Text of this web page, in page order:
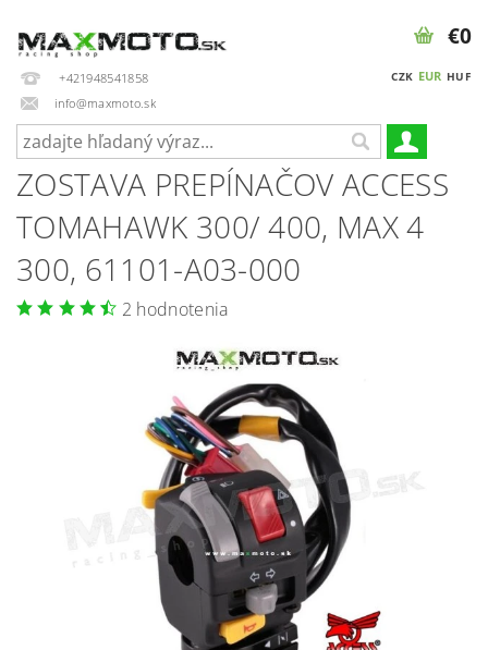
+421948541858
info@maxmoto.sk
CZK EUR HUF
€0
ZOSTAVA PREPÍNAČOV ACCESS
TOMAHAWK 300/ 400, MAX 4
300, 61101-A03-000
2 hodnotenia